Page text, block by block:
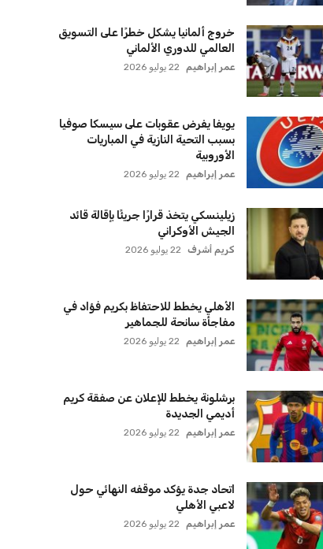
خروج ألمانيا يشكل خطرًا على التسويق
العالمي للدوري الألماني
عمر إبراهيم 22 يوليو 2026
يويفا يفرض عقوبات على سيسكا صوفيا
بسبب التحية النازية في المباريات
الأوروبية
عمر إبراهيم 22 يوليو 2026
زيلينسكي يتخذ قرارًا جريئًا بإقالة قائد
الجيش الأوكراني
كريم أشرف 22 يوليو 2026
الأهلي يخطط للاحتفاظ بكريم فؤاد في
مفاجأة سانحة للجماهير
عمر إبراهيم 22 يوليو 2026
برشلونة يخطط للإعلان عن صفقة كريم
أديمي الجديدة
عمر إبراهيم 22 يوليو 2026
اتحاد جدة يؤكد موقفه النهائي حول
لاعبي الأهلي
عمر إبراهيم 22 يوليو 2026